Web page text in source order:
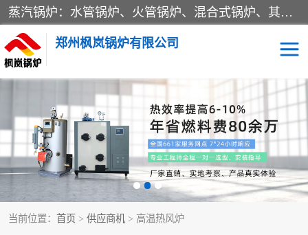
蒸汽锅炉：水管锅炉、火管锅炉、混合式锅炉、其他蒸汽锅炉； 热水锅炉：家用型集中供暖用热水锅炉、其他热水锅炉； 有机热载体锅炉； 船用蒸汽锅炉； （锅炉用辅助设备及装置）蒸汽冷凝器：表面冷凝器、混合式冷凝器、空冷式冷凝器、其他蒸汽冷凝器； 锅炉用辅助设备：节热器、蒸汽收集器、蓄能器、烟垢清除器、气体回收器、泥渣刮除器、空气预热器、其他锅炉用辅助设备；
郑州枫岚锅炉有限公司
当前位置： 首页 > 供应商机 > 高温热风炉